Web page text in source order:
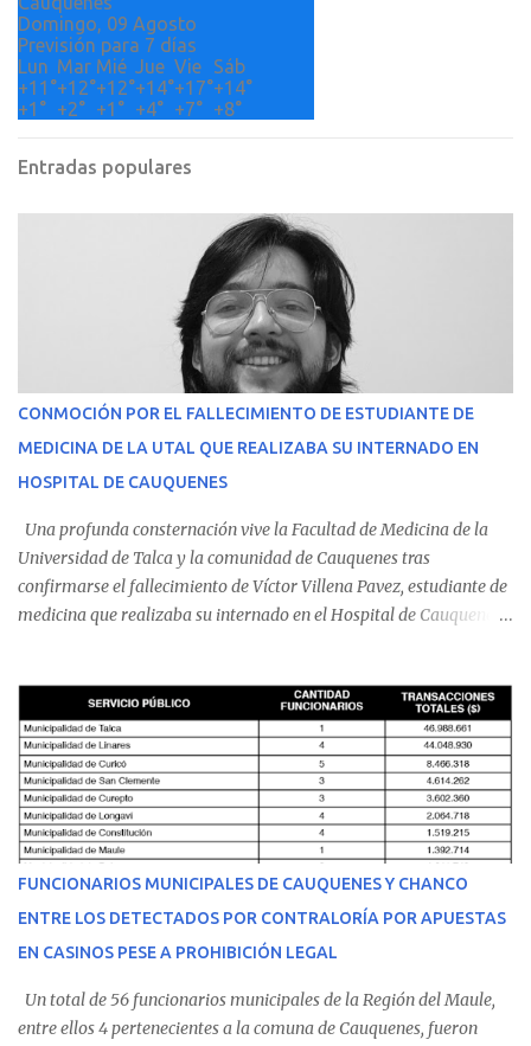
Domingo, 09 Agosto
Previsión para 7 días
Lun Mar Mié Jue Vie
Sáb
+11°+12°+12°+14°+17°+14°
+1° +2° +1° +4° +7° +8°
Entradas populares
CONMOCIÓN POR EL FALLECIMIENTO DE ESTUDIANTE DE
MEDICINA DE LA UTAL QUE REALIZABA SU INTERNADO EN
HOSPITAL DE CAUQUENES
Una profunda consternación vive la Facultad de Medicina de la
Universidad de Talca y la comunidad de Cauquenes tras
confirmarse el fallecimiento de Víctor Villena Pavez, estudiante de
medicina que realizaba su internado en el Hospital de Cauquenes.
malestares físicos. Dada la complejidad de su estado de salud, el
equipo médico determinó su traslado de urgencia al Hospital
Regional de Talca y dado la urgencia la ambulancia partió hacia
Talca con escolta de Carabineros. En medio del traslado, el
estudiante de medicina de 25 años, se agravó y pese a los esfuerzos
del personal de emergencia terminó falleciendo, sin alcanzar a
recibir atención especializada en el centro de destino. Apenas se
conoció la gravedad de su condición, sus padres —residentes en
Villarrica— se trasladaron a Cauquenes con la esperanza de una
evolución favorable. No obstante, alrededo...
FUNCIONARIOS MUNICIPALES DE CAUQUENES Y CHANCO
ENTRE LOS DETECTADOS POR CONTRALORÍA POR APUESTAS
EN CASINOS PESE A PROHIBICIÓN LEGAL
Un total de 56 funcionarios municipales de la Región del Maule,
entre ellos 4 pertenecientes a la comuna de Cauquenes, fueron